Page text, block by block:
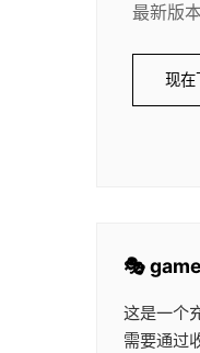
最新版
现在
🎭
这是一个
需要通过